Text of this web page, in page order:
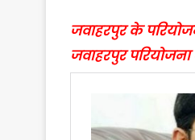
जवाहरपुर के
जवाहरपुर